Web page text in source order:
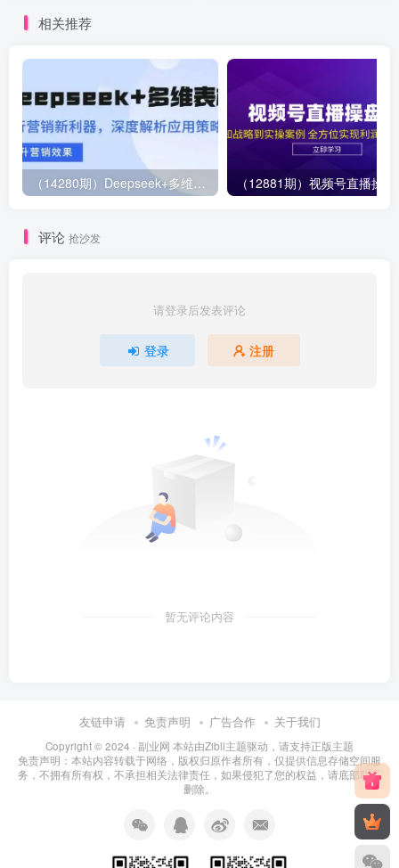
相关推荐
（14280期）Deepseek+多维表格，银行营销新利器，深度解析应用策略，提升营销效果
评论 抢沙发
请登录后发表评论
登录 注册
暂无评论内容
友链申请 免责声明 广告合作 关于我们
Copyright © 2024 · 副业网 本站由Zibll主题驱动，请支持正版主题
免责声明：本站内容转载于网络，版权归原作者所有，仅提供信息存储空间服
务，不拥有所有权，不承担相关法律责任，如果侵犯了您的权益，请底部联系
删除。